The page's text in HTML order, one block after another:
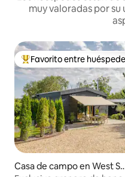
muy valoradas por
Favorito entre huéspedes
Favorito entre
Casa de campo en West